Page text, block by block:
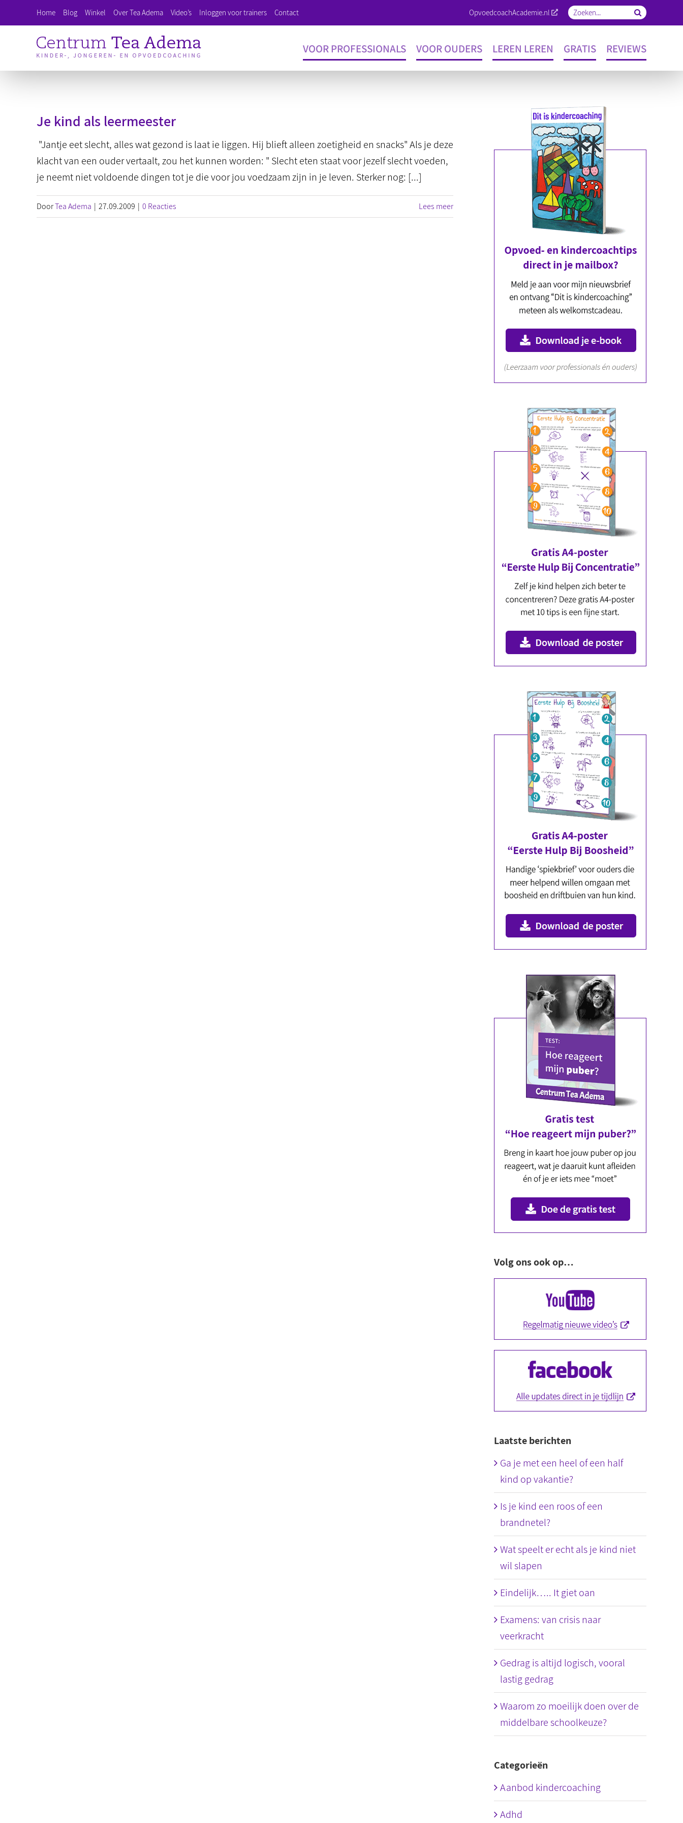
naar
Home Blog Winkel Over Tea Adema Video’s Inloggen voor trainers Contact OpvoedcoachAcademie.nl Zoeken
VOOR PROFESSIONALS VOOR OUDERS LEREN LEREN GRATIS REVIEWS
Je kind als leermeester
"Jantje eet slecht, alles wat gezond is laat ie liggen. Hij blieft alleen zoetigheid en snacks" Als je deze
klacht van een ouder vertaalt, zou het kunnen worden: " Slecht eten staat voor jezelf slecht voeden,
je neemt niet voldoende dingen tot je die voor jou voedzaam zijn in je leven. Sterker nog: [...]
DoorTea Adema | 27.09.2009 | 0 Reacties Lees meer
Volg ons ook op…
Laatste berichten
Ga je met een heel of een half
kind op vakantie?
Is je kind een roos of een
brandnetel?
Wat speelt er echt als je kind niet
wil slapen
Eindelijk….. It giet oan
Examens: van crisis naar
veerkracht
Gedrag is altijd logisch, vooral
lastig gedrag
Waarom zo moeilijk doen over de
middelbare schoolkeuze?
Categorieën
Aanbod kindercoaching
Adhd